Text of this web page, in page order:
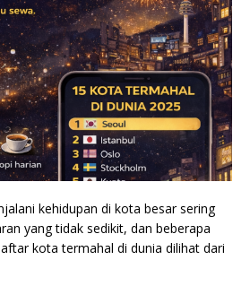
kehidupan di kota besar sering
yang tidak sedikit, dan beberapa
kota termahal di dunia dilihat dari